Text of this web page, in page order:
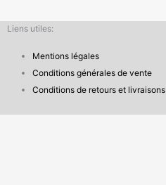
Liens utiles:
Mentions légales
Conditions générales de vente
Conditions de retours et livraisons